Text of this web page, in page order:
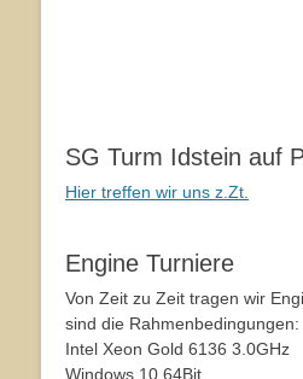
SG Turm Idstein auf
Hier treffen wir uns z.Zt.
Engine Turniere
Von Zeit zu Zeit tragen wir
sind die Rahmenbedingungen:
Intel Xeon Gold 6136 3.0GHz
Windows 10 64Bit